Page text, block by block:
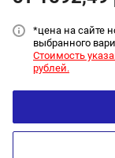
*цена на сайте
выбранного
Стоимость
рублей.